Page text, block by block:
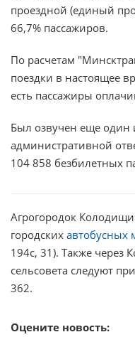
проездной (единый
66,7% пассажиров.
По расчетам
поездки в настоящее
есть пассажиры
Был озвучен еще один
административной
104 858 безбилетных
Агрогородок
городских автобусных
194с, 31). Также через
сельсовета следуют
362.
Оцените новость: